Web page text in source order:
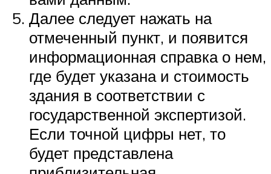
Далее следует нажать на
отмеченный пункт, и появится
информационная справка о нем,
где будет указана и стоимость
здания в соответствии с
государственной экспертизой.
Если точной цифры нет, то
будет представлена